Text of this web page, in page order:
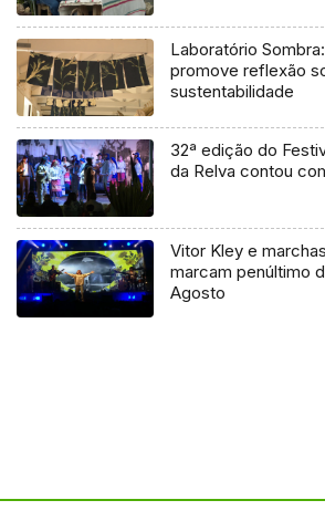
Laboratório
promove reflexão
sustentabilidade
32ª edição do
da Relva contou
Vitor Kley e
marcam penúltimo
Agosto